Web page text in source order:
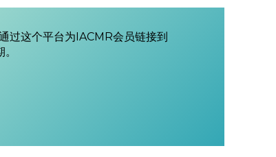
过这个平台为IACMR会员链接到